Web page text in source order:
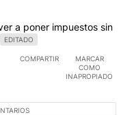
a poner impuestos sin
EDITADO
COMPARTIR
MARCAR
COMO
INAPROPIADO